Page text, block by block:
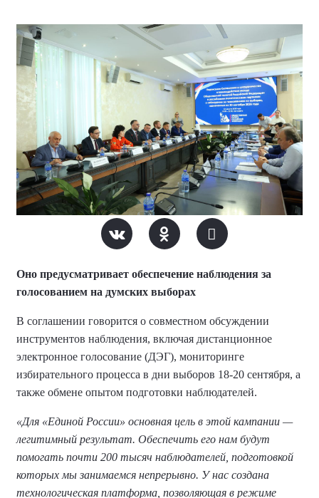
Оно предусматривает обеспечение наблюдения за
голосованием на думских выборах
В соглашении говорится о совместном обсуждении
инструментов наблюдения, включая дистанционное
электронное голосование (ДЭГ), мониторинге
избирательного процесса в дни выборов 18-20 сентября, а
также обмене опытом подготовки наблюдателей.
«Для «Единой России» основная цель в этой кампании —
легитимный результат. Обеспечить его нам будут
помогать почти 200 тысяч наблюдателей, подготовкой
которых мы занимаемся непрерывно. У нас создана
технологическая платформа, позволяющая в режиме